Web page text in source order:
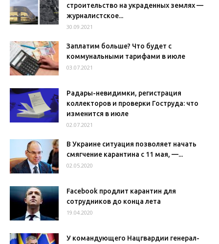
строительство на украденных землях —
журналистское...
30.09.2021
Заплатим больше? Что будет с
коммунальными тарифами в июле
03.07.2021
Радары-невидимки, регистрация
коллекторов и проверки Гоструда: что
изменится в июле
02.07.2021
В Украине ситуация позволяет начать
смягчение карантина с 11 мая, —...
02.05.2020
Facebook продлит карантин для
сотрудников до конца лета
19.04.2020
У командующего Нацгвардии генерал-